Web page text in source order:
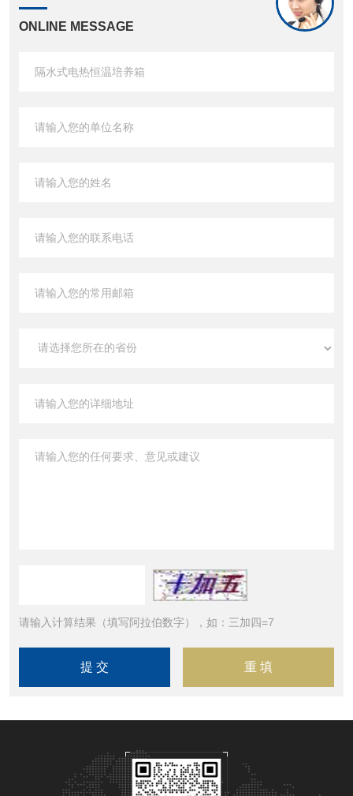
ONLINE MESSAGE
请输入计算结果（填写阿拉伯数字），如：三加四=7